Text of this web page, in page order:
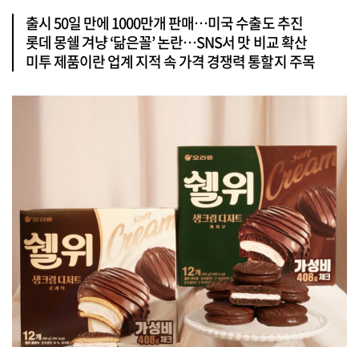
출시 50일 만에 1000만개 판매…미국 수출도 추진
롯데 몽쉘 겨냥 ‘닮은꼴’ 논란…SNS서 맛 비교 확산
미투 제품이란 업계 지적 속 가격 경쟁력 통할지 주목